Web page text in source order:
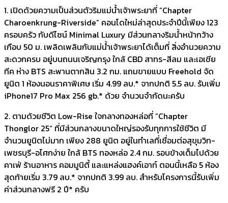
​1. เปิดด้วยความเป็นส่วนตัวริมแม่น้ำเจ้าพระยาที่ “Chapter
Charoenkrung-Riverside” คอนโดใหม่ล่าสุดประจำปีนี้เพียง 123
ครอบครัว กับดีไซน์ Minimal Luxury มีส่วนกลางริมน้ำหน้ากว้าง
เกือบ 50 ม. เพลิดเพลินกับแม่น้ำเจ้าพระยาได้เต็มที่ สิ่งอำนวยความ
สะดวกครบ อยู่บนถนนเจริญกรุง ใกล้ CBD สาทร-สีลม และเอเชีย
ทีค ห่าง BTS สะพานตากสิน 3.2 กม. แถมขายแบบ Freehold จัด
ยูนิต 1 ห้องนอนราคาพิเศษ เริ่ม 4.99 ลบ.* จากปกติ 5.5 ลบ. รับเพิ่ม
iPhone17 Pro Max 256 gb.* ด้วย จำนวนจำกัดนะครับ
​2. ตามด้วยชีวิต Low-Rise ใจกลางทองหล่อที่ ”Chapter
Thonglor 25“ ที่มีส่วนกลางขนาดใหญ่รองรับทุกการใช้ชีวิต มี
จำนวนยูนิตไม่มาก เพียง 288 ยูนิต อยู่ในทำเลที่เชื่อมต่อสุขุมวิท-
เพชรบุรี-อโศกง่าย ใกล้ BTS ทองหล่อ 2.4 กม. รอบข้างเต็มไปด้วย
คาเฟ่ ร้านอาหาร คอมมูนิตี้ และแหล่งแฮงค์เอาท์ ตอนนี้เหลือ 5 ห้อง
สุดท้ายเริ่ม 3.79 ลบ.* จากปกติ 3.99 ลบ. สำหรับโครงการนี้รับเพิ่ม
ค่าส่วนกลางฟรี 2 ปี* ครับ